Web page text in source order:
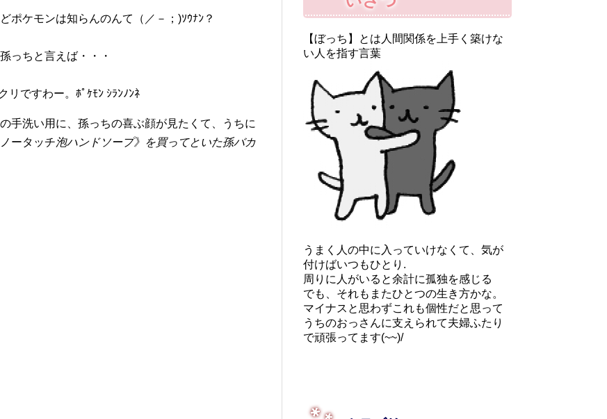
ポケモンは知らんのんて（／－；)ｿｳﾅﾝ？
っちと言えば・・・
ですわー。ﾎﾟｹﾓﾝ ｼﾗﾝﾉﾝﾈ
手洗い用に、孫っちの喜ぶ顔が見たくて、うちに
ータッチ泡ハンドソープ》を買ってといた孫バカ
【ぼっち】とは人間関係を上手く築けな
い人を指す言葉
うまく人の中に入っていけなくて、気が
付けばいつもひとり.
周りに人がいると余計に孤独を感じる
でも、それもまたひとつの生き方かな。
マイナスと思わずこれも個性だと思って
うちのおっさんに支えられて夫婦ふたり
で頑張ってます(~~)/